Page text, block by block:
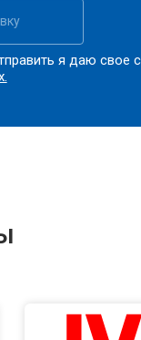
я даю свое